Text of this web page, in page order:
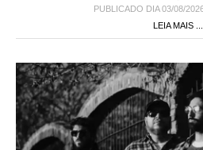
PUBLICADO DIA 03/08/
LEIA MAIS ...